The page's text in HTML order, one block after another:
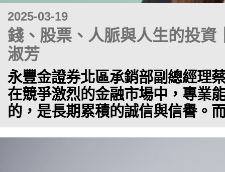
2025-03-19
錢、股票、人脈與人生的投
淑芳
永豐金證券北區承銷部副總經理
在競爭激烈的金融市場中，專業
的，是長期累積的誠信與信譽